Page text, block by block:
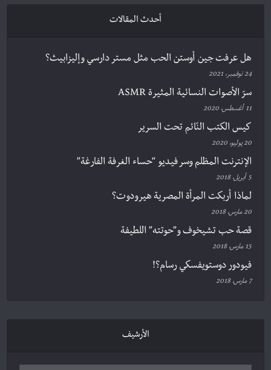
أحدث المقالات
هل عرفت جين أوستن الحب مثل مستر دارسي وإليزابيث؟
24 نوفمبر، 2021
سرّ الأصوات النسائية المثيرة ASMR
11 أغسطس، 2020
كيس الكتب النّائم تحت السرير
20 يوليو، 2020
الإنترنت المظلم وسر فيديو “حساء الغرفة الفارغة”
5 أبريل، 2018
لماذا أربكت المرأة المصرية هيرودوت؟
20 مارس، 2018
قصة حب تشيخوف و”حوتته” اللطيفة
15 مارس، 2018
فيودور دوستويفسكي رسام؟!
7 مارس، 2018
الأرشيف